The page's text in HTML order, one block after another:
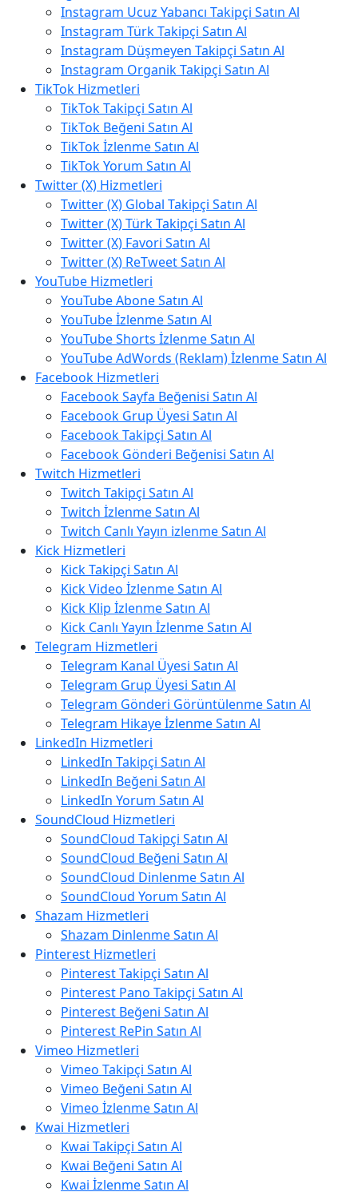
Instagram Ucuz Yabancı Takipçi Satın Al
Instagram Türk Takipçi Satın Al
Instagram Düşmeyen Takipçi Satın Al
Instagram Organik Takipçi Satın Al
TikTok Hizmetleri
TikTok Takipçi Satın Al
TikTok Beğeni Satın Al
TikTok İzlenme Satın Al
TikTok Yorum Satın Al
Twitter (X) Hizmetleri
Twitter (X) Global Takipçi Satın Al
Twitter (X) Türk Takipçi Satın Al
Twitter (X) Favori Satın Al
Twitter (X) ReTweet Satın Al
YouTube Hizmetleri
YouTube Abone Satın Al
YouTube İzlenme Satın Al
YouTube Shorts İzlenme Satın Al
YouTube AdWords (Reklam) İzlenme Satın Al
Facebook Hizmetleri
Facebook Sayfa Beğenisi Satın Al
Facebook Grup Üyesi Satın Al
Facebook Takipçi Satın Al
Facebook Gönderi Beğenisi Satın Al
Twitch Hizmetleri
Twitch Takipçi Satın Al
Twitch İzlenme Satın Al
Twitch Canlı Yayın izlenme Satın Al
Kick Hizmetleri
Kick Takipçi Satın Al
Kick Video İzlenme Satın Al
Kick Klip İzlenme Satın Al
Kick Canlı Yayın İzlenme Satın Al
Telegram Hizmetleri
Telegram Kanal Üyesi Satın Al
Telegram Grup Üyesi Satın Al
Telegram Gönderi Görüntülenme Satın Al
Telegram Hikaye İzlenme Satın Al
LinkedIn Hizmetleri
LinkedIn Takipçi Satın Al
LinkedIn Beğeni Satın Al
LinkedIn Yorum Satın Al
SoundCloud Hizmetleri
SoundCloud Takipçi Satın Al
SoundCloud Beğeni Satın Al
SoundCloud Dinlenme Satın Al
SoundCloud Yorum Satın Al
Shazam Hizmetleri
Shazam Dinlenme Satın Al
Pinterest Hizmetleri
Pinterest Takipçi Satın Al
Pinterest Pano Takipçi Satın Al
Pinterest Beğeni Satın Al
Pinterest RePin Satın Al
Vimeo Hizmetleri
Vimeo Takipçi Satın Al
Vimeo Beğeni Satın Al
Vimeo İzlenme Satın Al
Kwai Hizmetleri
Kwai Takipçi Satın Al
Kwai Beğeni Satın Al
Kwai İzlenme Satın Al